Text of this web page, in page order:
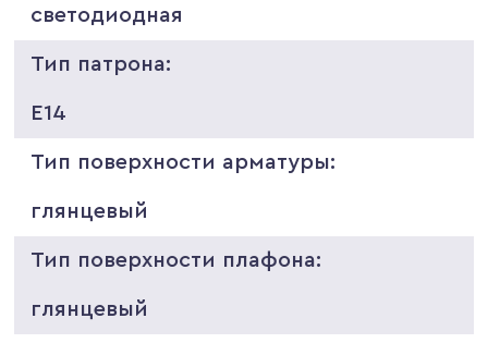
светодиодная
Тип патрона:
E14
Тип поверхности арматуры:
глянцевый
Тип поверхности плафона:
глянцевый